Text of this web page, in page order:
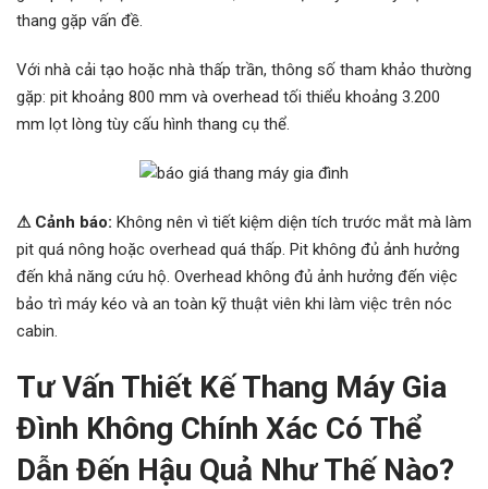
thang gặp vấn đề.
Với nhà cải tạo hoặc nhà thấp trần, thông số tham khảo thường
gặp: pit khoảng 800 mm và overhead tối thiểu khoảng 3.200
mm lọt lòng tùy cấu hình thang cụ thể.
⚠ Cảnh báo: Không nên vì tiết kiệm diện tích trước mắt mà làm
pit quá nông hoặc overhead quá thấp. Pit không đủ ảnh hưởng
đến khả năng cứu hộ. Overhead không đủ ảnh hưởng đến việc
bảo trì máy kéo và an toàn kỹ thuật viên khi làm việc trên nóc
cabin.
Tư Vấn Thiết Kế Thang Máy Gia
Đình Không Chính Xác Có Thể
Dẫn Đến Hậu Quả Như Thế Nào?